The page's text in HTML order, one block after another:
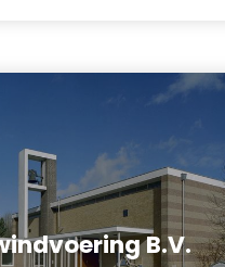
B.V.